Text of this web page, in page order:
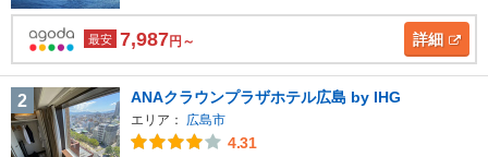
最安 7,987円～ 詳細
2 ANAクラウンプラザホテル広島 by IHG
エリア： 広島市
4.31